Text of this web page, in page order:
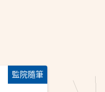
監院隨筆